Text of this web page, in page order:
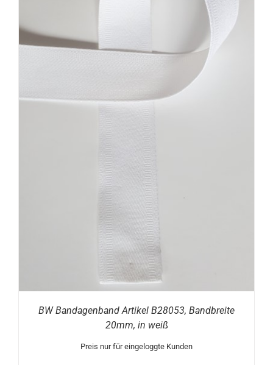
BW Bandagenband Artikel B28053, Bandbreite
20mm, in weiß
Preis nur für eingeloggte Kunden